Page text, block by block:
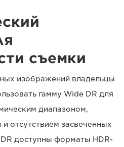
съемки
изображений владельцы
гамму Wide DR для
диапазоном,
отсутствием засвеченных
доступны форматы HDR-